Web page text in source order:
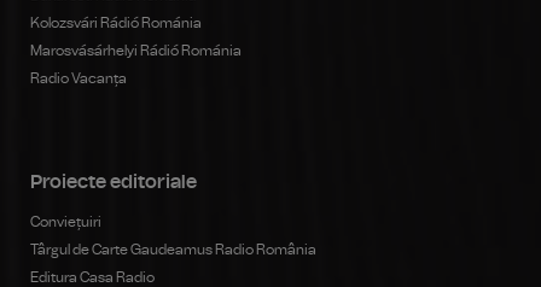
Kolozsvári Rádió Románia
Marosvásárhelyi Rádió Románia
Radio Vacanța
Proiecte editoriale
Conviețuiri
Târgul de Carte Gaudeamus Radio România
Editura Casa Radio